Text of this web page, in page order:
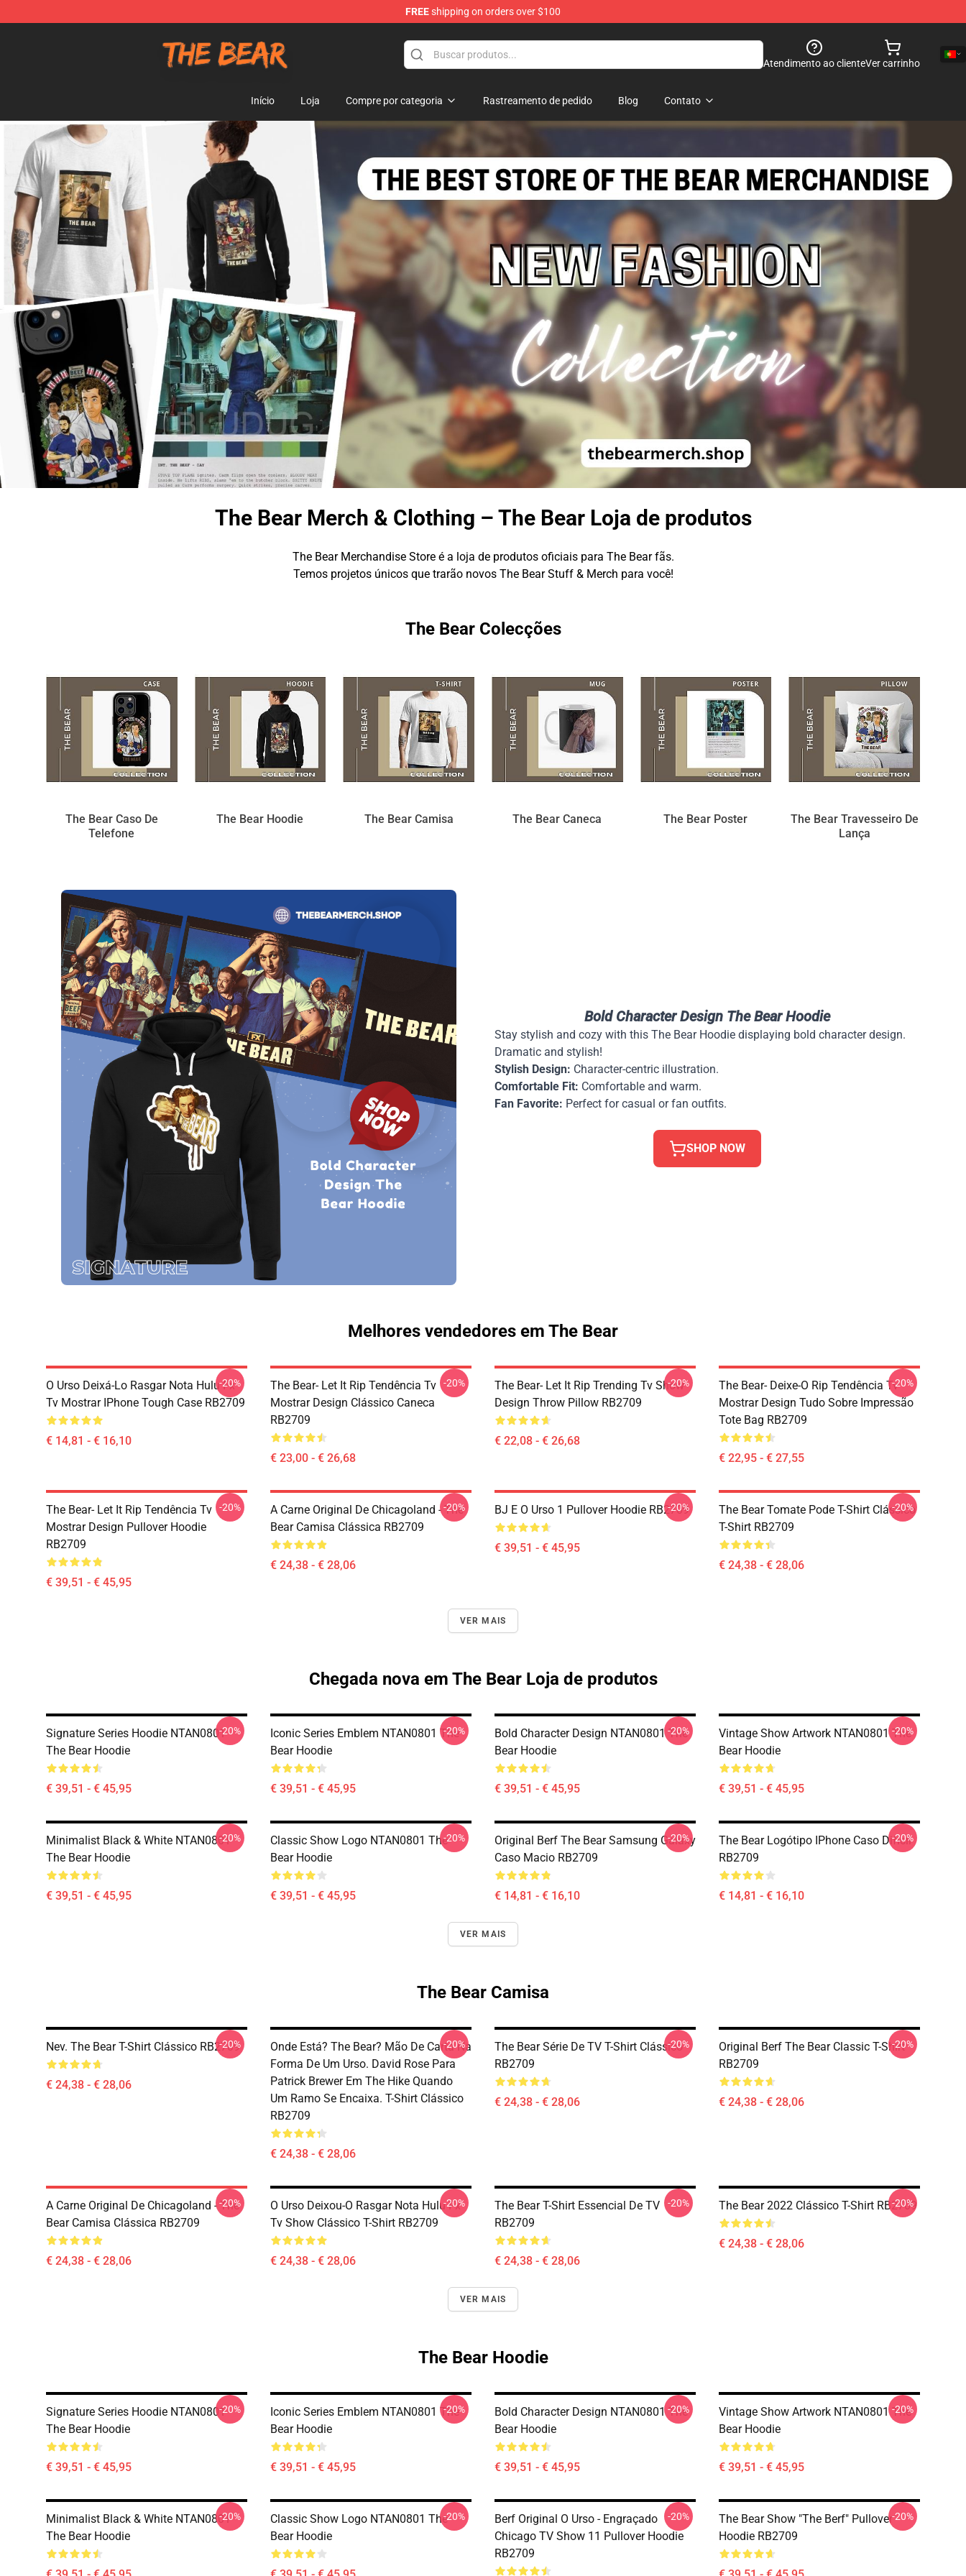
FREEshipping on orders over $100
Atendimento ao clienteVer carrinho
Início Loja Compre por categoria Rastreamento de pedido Blog Contato
The Bear Merch & Clothing – The Bear Loja de produtos
The Bear Merchandise Store é a loja de produtos oficiais para The Bear fãs.
Temos projetos únicos que trarão novos The Bear Stuff & Merch para você!
The Bear Colecções
The Bear Caso De
Telefone
The Bear Hoodie The Bear Camisa The Bear Caneca The Bear Poster
The Bear Travesseiro De
Lança
Bold Character Design The Bear Hoodie
Stay stylish and cozy with this The Bear Hoodie displaying bold character design.
Dramatic and stylish!
Stylish Design: Character-centric illustration.
Comfortable Fit: Comfortable and warm.
Fan Favorite: Perfect for casual or fan outfits.
SHOP NOW
Melhores vendedores em The Bear
O Urso Deixá-Lo Rasgar Nota Hulu Fx
Tv Mostrar IPhone Tough Case RB2709
€ 14,81 - € 16,10
-20%
The Bear- Let It Rip Tendência Tv
Mostrar Design Clássico Caneca
RB2709
€ 23,00 - € 26,68
-20%
The Bear- Let It Rip Trending Tv Show
Design Throw Pillow RB2709
€ 22,08 - € 26,68
-20%
The Bear- Deixe-O Rip Tendência Tv
Mostrar Design Tudo Sobre Impressão
Tote Bag RB2709
€ 22,95 - € 27,55
-20%
The Bear- Let It Rip Tendência Tv
Mostrar Design Pullover Hoodie
RB2709
€ 39,51 - € 45,95
-20%
A Carne Original De Chicagoland - The
Bear Camisa Clássica RB2709
€ 24,38 - € 28,06
-20% BJ E O Urso 1 Pullover Hoodie RB2709
€ 39,51 - € 45,95
-20%
The Bear Tomate Pode T-Shirt Clássico
T-Shirt RB2709
€ 24,38 - € 28,06
-20%
VER MAIS
Chegada nova em The Bear Loja de produtos
Signature Series Hoodie NTAN0801
The Bear Hoodie
€ 39,51 - € 45,95
-20%
Iconic Series Emblem NTAN0801 The
Bear Hoodie
€ 39,51 - € 45,95
-20%
Bold Character Design NTAN0801 The
Bear Hoodie
€ 39,51 - € 45,95
-20%
Vintage Show Artwork NTAN0801 The
Bear Hoodie
€ 39,51 - € 45,95
-20%
Minimalist Black & White NTAN0801
The Bear Hoodie
€ 39,51 - € 45,95
-20%
Classic Show Logo NTAN0801 The
Bear Hoodie
€ 39,51 - € 45,95
-20%
Original Berf The Bear Samsung Galaxy
Caso Macio RB2709
€ 14,81 - € 16,10
-20%
The Bear Logótipo IPhone Caso Difícil
RB2709
€ 14,81 - € 16,10
-20%
VER MAIS
The Bear Camisa
Nev. The Bear T-Shirt Clássico RB2709
€ 24,38 - € 28,06
-20%
Onde Está? The Bear? Mão De Carta Na
Forma De Um Urso. David Rose Para
Patrick Brewer Em The Hike Quando
Um Ramo Se Encaixa. T-Shirt Clássico
RB2709
€ 24,38 - € 28,06
-20%
The Bear Série De TV T-Shirt Clássico
RB2709
€ 24,38 - € 28,06
-20%
Original Berf The Bear Classic T-Shirt
RB2709
€ 24,38 - € 28,06
-20%
A Carne Original De Chicagoland - The
Bear Camisa Clássica RB2709
€ 24,38 - € 28,06
-20%
O Urso Deixou-O Rasgar Nota Hulu Fx
Tv Show Clássico T-Shirt RB2709
€ 24,38 - € 28,06
-20%
The Bear T-Shirt Essencial De TV
RB2709
€ 24,38 - € 28,06
-20% The Bear 2022 Clássico T-Shirt RB2709
€ 24,38 - € 28,06
-20%
VER MAIS
The Bear Hoodie
Signature Series Hoodie NTAN0801
The Bear Hoodie
€ 39,51 - € 45,95
-20%
Iconic Series Emblem NTAN0801 The
Bear Hoodie
€ 39,51 - € 45,95
-20%
Bold Character Design NTAN0801 The
Bear Hoodie
€ 39,51 - € 45,95
-20%
Vintage Show Artwork NTAN0801 The
Bear Hoodie
€ 39,51 - € 45,95
-20%
Minimalist Black & White NTAN0801
The Bear Hoodie
-20%
Classic Show Logo NTAN0801 The
Bear Hoodie
-20%
Berf Original O Urso - Engraçado
Chicago TV Show 11 Pullover Hoodie
RB2709
-20%
The Bear Show "The Berf" Pullover
Hoodie RB2709
-20%